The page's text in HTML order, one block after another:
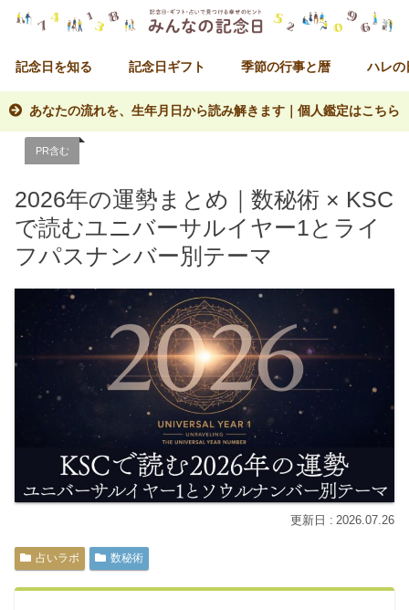
記念日を知る 記念日ギフト 季節の行事と暦 ハレの
あなたの流れを、生年月日から読み解きます｜個人鑑定はこちら
PR含む
2026年の運勢まとめ｜数秘術 × KSC
で読むユニバーサルイヤー1とライ
フパスナンバー別テーマ
2026.07.26
占いラボ 数秘術